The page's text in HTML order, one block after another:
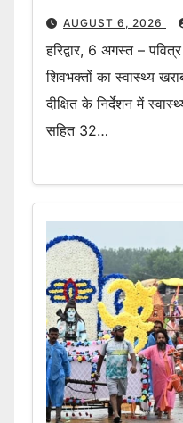
AUGUST 6, 2026
हरिद्वार, 6 अगस्त –
शिवभक्तों का स्वास्थ्य
दीक्षित के निर्देशन में
सहित 32…